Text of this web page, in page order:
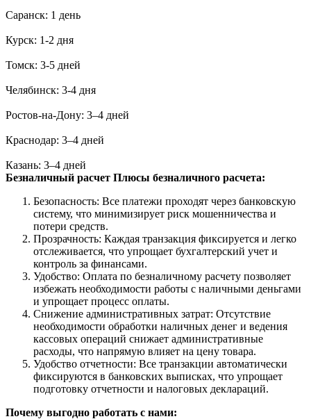
Саранск: 1 день
Курск: 1-2 дня
Томск: 3-5 дней
Челябинск: 3-4 дня
Ростов-на-Дону: 3–4 дней
Краснодар: 3–4 дней
Казань: 3–4 дней
Безналичный расчет Плюсы безналичного расчета:
Безопасность: Все платежи проходят через банковскую
систему, что минимизирует риск мошенничества и
потери средств.
Прозрачность: Каждая транзакция фиксируется и легко
отслеживается, что упрощает бухгалтерский учет и
контроль за финансами.
Удобство: Оплата по безналичному расчету позволяет
избежать необходимости работы с наличными деньгами
и упрощает процесс оплаты.
Снижение административных затрат: Отсутствие
необходимости обработки наличных денег и ведения
кассовых операций снижает административные
расходы, что напрямую влияет на цену товара.
Удобство отчетности: Все транзакции автоматически
фиксируются в банковских выписках, что упрощает
подготовку отчетности и налоговых деклараций.
Почему выгодно работать с нами: